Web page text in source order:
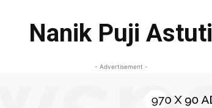
Nanik Puji Astuti
- Advertisement -